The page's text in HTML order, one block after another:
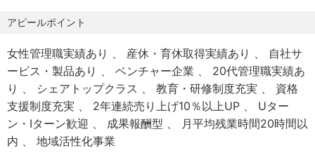
戦可能
■ 将来のキャリアパス
成果は”上限なしの報酬”でしっかりと還元します。
業界でも屈指のインセンティブ（最大17%）に加え、事業
拡大に伴い新拠点のポストも増加中。
現在の経験をベースに実績を重ねることで、プレイングマ
ネージャーや新拠点の立ち上げ責任者など、事業や組織を
【東海】
・四日市富田店：三重県四日市市富田
【関西】
・京都本店：京都府京都市中京区烏丸通錦小路上ル手洗水
町
・山科中央店：京都府京都市山科区竹鼻堂ノ前町
アピールポイント
女性管理職実績あり 産休・育休取得実績あり
自社サ
ービス・製品あり
ベンチャー企業
20代管理職実績あ
り
シェアトップクラス 教育・研修制度充実
資格
支援制度充実
2年連続売り上げ10％以上UP
Uター
ン・Iターン歓迎
成果報酬型
月平均残業時間20時間以
内
地域活性化事業